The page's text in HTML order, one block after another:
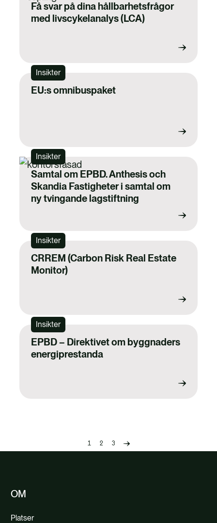
Få svar på dina hållbarhetsfrågor
med livscykelanalys (LCA)
Insikter
EU:s omnibuspaket
Insikter
Samtal om EPBD. Anthesis och
Skandia Fastigheter i samtal om
ny tvingande lagstiftning
Insikter
CRREM (Carbon Risk Real Estate
Monitor)
Insikter
EPBD – Direktivet om byggnaders
energiprestanda
1 2
3
Previous
OM
Platser